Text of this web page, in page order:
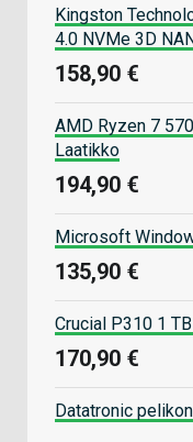
Kingston
4.0 NVMe 3D
158,90 €
AMD Ryzen 7
Laatikko
194,90 €
Microsoft
135,90 €
Crucial P310 1
170,90 €
Datatronic